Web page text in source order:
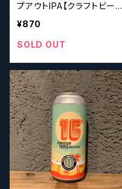
プアウトIPA【クラフトビール
シザーズ】
¥870
SOLD OUT